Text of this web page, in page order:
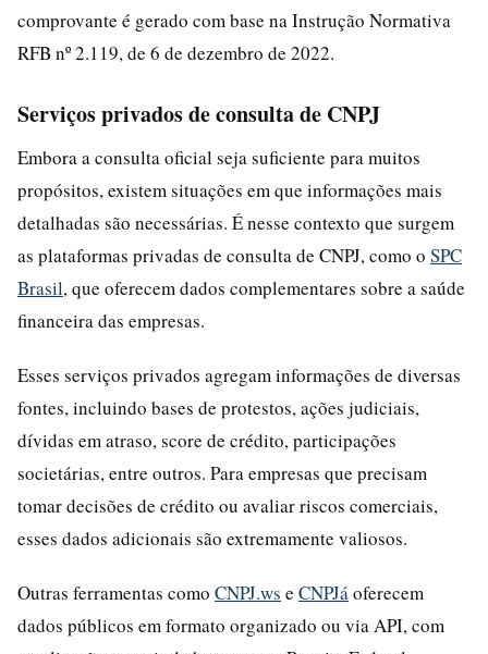
comprovante é gerado com base na Instrução Normativa
RFB nº 2.119, de 6 de dezembro de 2022.
Serviços privados de consulta de CNPJ
Embora a consulta oficial seja suficiente para muitos
propósitos, existem situações em que informações mais
detalhadas são necessárias. É nesse contexto que surgem
as plataformas privadas de consulta de CNPJ, como o SPC
Brasil, que oferecem dados complementares sobre a saúde
financeira das empresas.
Esses serviços privados agregam informações de diversas
fontes, incluindo bases de protestos, ações judiciais,
dívidas em atraso, score de crédito, participações
societárias, entre outros. Para empresas que precisam
tomar decisões de crédito ou avaliar riscos comerciais,
esses dados adicionais são extremamente valiosos.
Outras ferramentas como CNPJ.ws e CNPJá oferecem
dados públicos em formato organizado ou via API, com